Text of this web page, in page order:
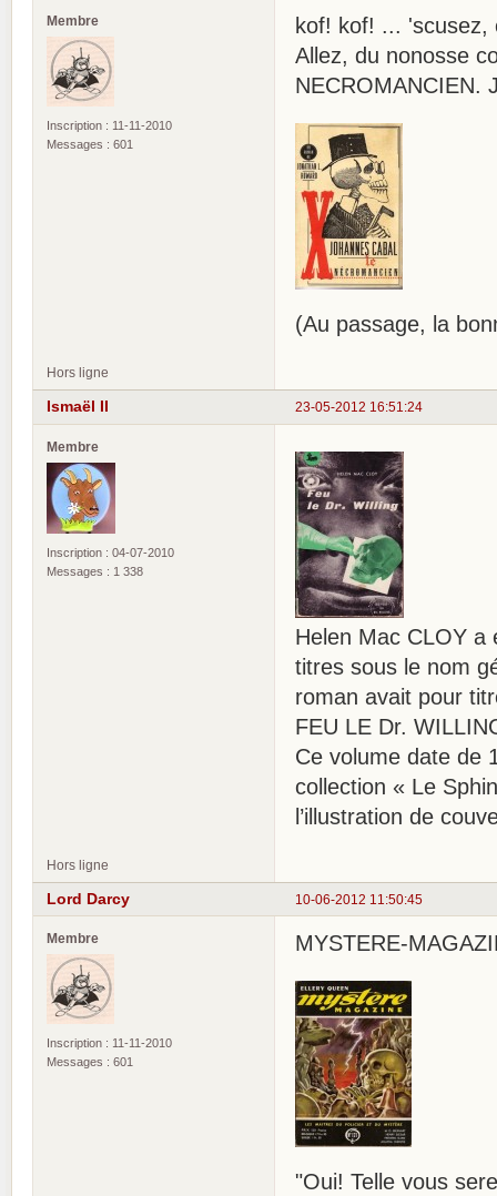
Membre
Inscription : 11-11-2010
Messages : 601
kof! kof! ... 'scusez,
Allez, du nonosse
NECROMANCIEN.
(Au passage, la
Hors ligne
23-05-2012 16:51:24
Ismaël II
Membre
Inscription : 04-07-2010
Messages : 1 338
Helen Mac CLOY a
titres sous le nom
roman avait pour
FEU LE Dr.
Ce volume date de
collection « Le
l’illustration de
Hors ligne
10-06-2012 11:50:45
Lord Darcy
Membre
Inscription : 11-11-2010
Messages : 601
MYSTERE-
"Oui! Telle vous